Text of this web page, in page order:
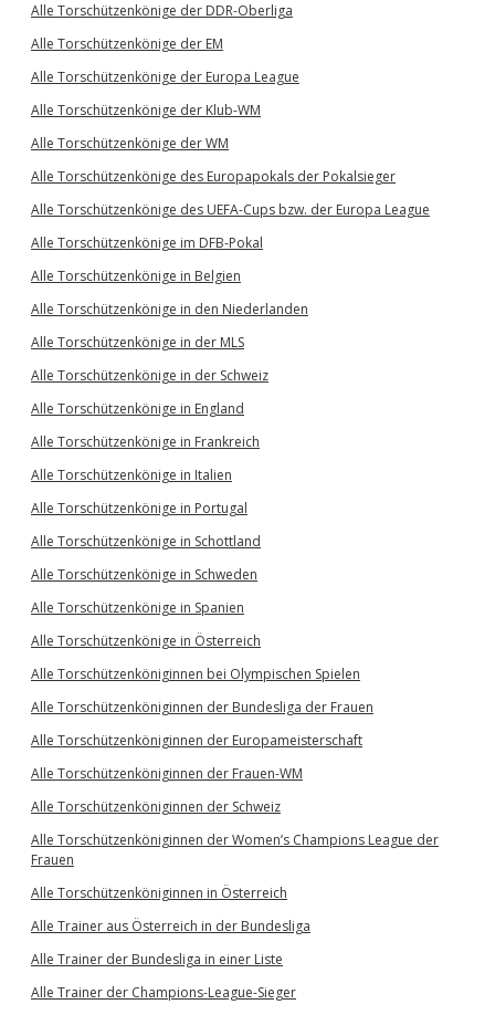
Alle Torschützenkönige der DDR-Oberliga
Alle Torschützenkönige der EM
Alle Torschützenkönige der Europa League
Alle Torschützenkönige der Klub-WM
Alle Torschützenkönige der WM
Alle Torschützenkönige des Europapokals der Pokalsieger
Alle Torschützenkönige des UEFA-Cups bzw. der Europa League
Alle Torschützenkönige im DFB-Pokal
Alle Torschützenkönige in Belgien
Alle Torschützenkönige in den Niederlanden
Alle Torschützenkönige in der MLS
Alle Torschützenkönige in der Schweiz
Alle Torschützenkönige in England
Alle Torschützenkönige in Frankreich
Alle Torschützenkönige in Italien
Alle Torschützenkönige in Portugal
Alle Torschützenkönige in Schottland
Alle Torschützenkönige in Schweden
Alle Torschützenkönige in Spanien
Alle Torschützenkönige in Österreich
Alle Torschützenköniginnen bei Olympischen Spielen
Alle Torschützenköniginnen der Bundesliga der Frauen
Alle Torschützenköniginnen der Europameisterschaft
Alle Torschützenköniginnen der Frauen-WM
Alle Torschützenköniginnen der Schweiz
Alle Torschützenköniginnen der Women’s Champions League der
Frauen
Alle Torschützenköniginnen in Österreich
Alle Trainer aus Österreich in der Bundesliga
Alle Trainer der Bundesliga in einer Liste
Alle Trainer der Champions-League-Sieger